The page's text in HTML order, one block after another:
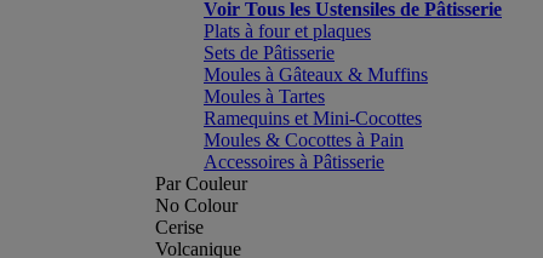
Voir Tous les Ustensiles de Pâtisserie
Plats à four et plaques
Sets de Pâtisserie
Moules à Gâteaux & Muffins
Moules à Tartes
Ramequins et Mini-Cocottes
Moules & Cocottes à Pain
Accessoires à Pâtisserie
Par Couleur
No Colour
Cerise
Volcanique